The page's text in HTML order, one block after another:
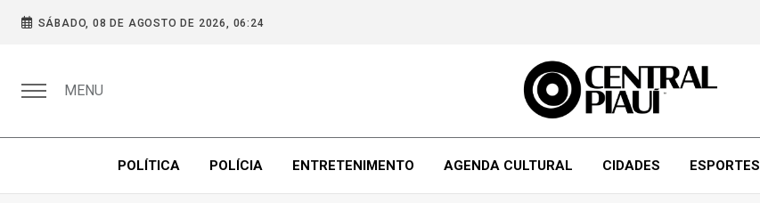
SÁBADO, 08 DE AGOSTO DE 2026, 06:24
MENU
POLÍTICA POLÍCIA ENTRETENIMENTO AGENDA CULTURAL CIDADES ESPORTES